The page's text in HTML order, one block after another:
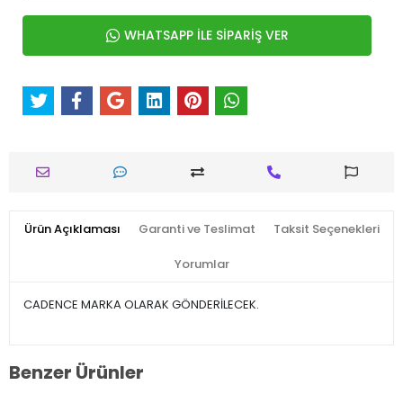
WHATSAPP İLE SİPARİŞ VER
Ürün Açıklaması Garanti ve Teslimat Taksit Seçenekleri
Yorumlar
CADENCE MARKA OLARAK GÖNDERİLECEK.
Benzer Ürünler